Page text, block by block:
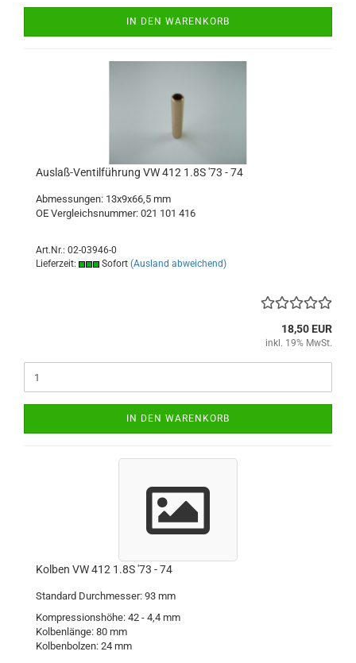
IN DEN WARENKORB
Auslaß-Ventilführung VW 412 1.8S '73 - 74
Abmessungen: 13x9x66,5 mm
OE Vergleichsnummer: 021 101 416
Art.Nr.: 02-03946-0
Lieferzeit:
Sofort (Ausland abweichend)
18,50 EUR
inkl. 19% MwSt.
IN DEN WARENKORB
Kolben VW 412 1.8S '73 - 74
Standard Durchmesser: 93 mm
Kompressionshöhe: 42 - 4,4 mm
Kolbenlänge: 80 mm
Kolbenbolzen: 24 mm